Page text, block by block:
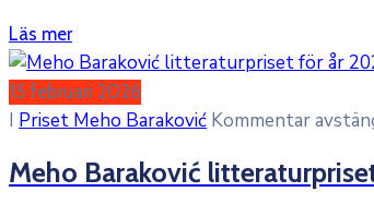
Läs mer
15 februari 2026
I Priset Meho Baraković Kommentar
Meho Baraković